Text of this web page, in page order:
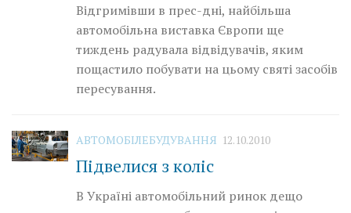
Відгримівши в прес-дні, найбільша
автомобільна виставка Європи ще
тиждень радувала відвідувачів, яким
пощастило побувати на цьому святі засобів
пересування.
АВТОМОБІЛЕБУДУВАННЯ 12.10.2010
Підвелися з коліс
В Україні автомобільний ринок дещо